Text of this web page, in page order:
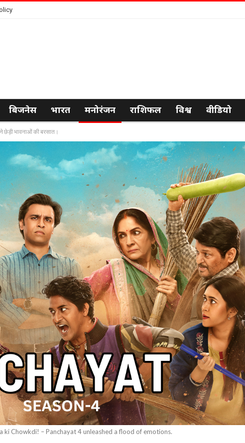
बिजनेस भारत मनोरंजन राशिफल विश्व वीडियो
छेड़ी भावनाओं की बरसात।
ki Chowkdi! – Panchayat 4 unleashed a flood of emotions.